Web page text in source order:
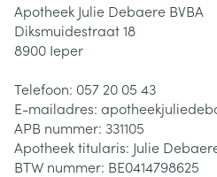
Apotheek Julie Debaere BVBA
Diksmuidestraat 18
8900 Ieper
Telefoon: 057 20 05 43
E-mailadres:
APB nummer: 331105
Apotheek titularis: Julie
BTW nummer: BE0414798625